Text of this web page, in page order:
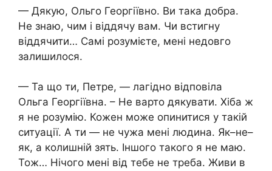
— Дякую, Ольго Георгіївно. Ви така добра.
Не знаю, чим і віддячу вам. Чи встигну
віддячити… Самі розумієте, мені недовго
залишилося.
— Та що ти, Петре, — лагідно відповіла
Ольга Георгіївна. – Не варто дякувати. Хіба ж
я не розумію. Кожен може опинитися у такій
ситуації. А ти — не чужа мені людина. Як–не–
як, а колишній зять. Іншого такого я не маю.
Тож… Нічого мені від тебе не треба. Живи в